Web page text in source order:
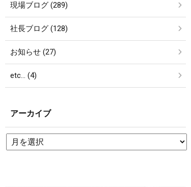
現場ブログ (289)
社長ブログ (128)
お知らせ (27)
etc… (4)
アーカイブ